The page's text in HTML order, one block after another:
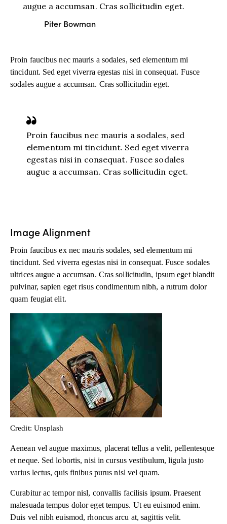
augue a accumsan. Cras sollicitudin eget.
Piter Bowman
Proin faucibus nec mauris a sodales, sed elementum mi
tincidunt. Sed eget viverra egestas nisi in consequat. Fusce
sodales augue a accumsan. Cras sollicitudin eget.
Proin faucibus nec mauris a sodales, sed
elementum mi tincidunt. Sed eget viverra
egestas nisi in consequat. Fusce sodales
augue a accumsan. Cras sollicitudin eget.
Image Alignment
Proin faucibus ex nec mauris sodales, sed elementum mi
tincidunt. Sed viverra egestas nisi in consequat. Fusce sodales
ultrices augue a accumsan. Cras sollicitudin, ipsum eget blandit
pulvinar, sapien eget risus condimentum nibh, a rutrum dolor
quam feugiat elit.
Credit: Unsplash
Aenean vel augue maximus, placerat tellus a velit, pellentesque
et neque. Sed lobortis, nisi in cursus vestibulum, ligula justo
varius lectus, quis finibus purus nisl vel quam.
Curabitur ac tempor nisl, convallis facilisis ipsum. Praesent
malesuada tempus dolor eget tempus. Ut eu euismod enim.
Duis vel nibh euismod, rhoncus arcu at, sagittis velit.